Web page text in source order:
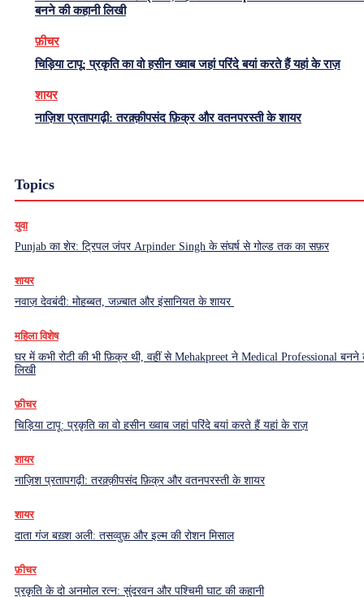
बनने की कहानी लिखी
फ़ीचर
चिड़िया टापू: प्रकृति का वो हसीन ख्वाब जहां परिंदे बयां करते हैं यहां के राज़
शायर
नाज़िश प्रतापगढ़ी: तरक़्क़ीपसंद फ़िक्र और वतनपरस्ती के शायर
Topics
युवा
Punjab का शेर: ट्रिपल जंपर Arpinder Singh के संघर्ष से गोल्ड तक का सफ़र
शायर
नवाज़ देवबंदी: मोहब्बत, जज़्बात और इंसानियत के शायर
महिला विशेष
घर में कभी रोटी की भी फ़िक्र थी, वहीं से Mehakpreet ने Medical Professional बनने
लिखी
फ़ीचर
चिड़िया टापू: प्रकृति का वो हसीन ख्वाब जहां परिंदे बयां करते हैं यहां के राज़
शायर
नाज़िश प्रतापगढ़ी: तरक़्क़ीपसंद फ़िक्र और वतनपरस्ती के शायर
शायर
दाता गंज बख़्श अली: तसव्वुफ़ और इल्म की रोशन मिसाल
फ़ीचर
प्रकृति के दो अनमोल रत्न: सुंदरवन और पश्चिमी घाट की कहानी